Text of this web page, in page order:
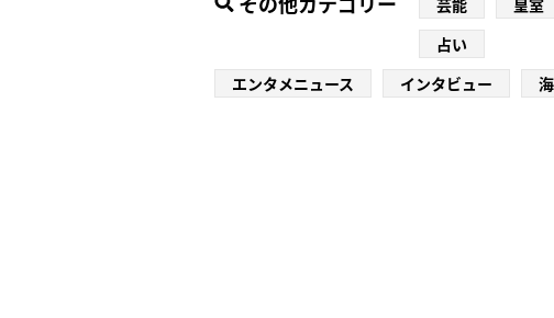
芸能 皇室
占い
エンタメニュース
インタビュー